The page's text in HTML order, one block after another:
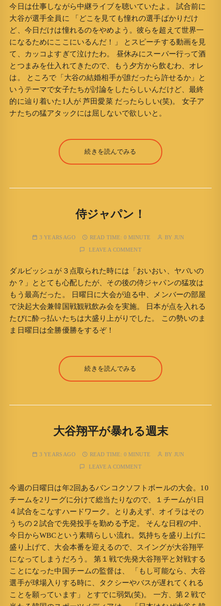
今日は仕事しながら中継ライブを聴いていたよ。 試合前に
大谷が選手全員に 「どこを見ても憧れの選手ばかりだけ
ど、今日だけは憧れるのをやめよう。彼らを超えて世界一
になるためにここにいるんだ！」 とスピーチする動画を見
て、カッコよすぎて泣けたわ。 昼休みにスーパー行って酒
とつまみを仕入れてきたので、もう夕方から飲むわ、オレ
は。 ところで「大谷の結婚相手が誰だったら許せるか」と
いうテーマで女子たちが討論をしたらしいんだけど、最終
的に辿り着いた1人が 芦田愛菜 だったらしい(笑)。 女子ア
ナたちの猛アタックには屈しないで欲しいと。
続きを読んでみる
侍ジャパン！
3 YEARS AGO READ TIME: 0 MINUTE BY JUN
LEAVE A COMMENT
ダルビッシュが３点取られた時には「おいおい、ヤバいの
か？」ととても心配したが、その後の侍ジャパンの猛攻は
もう最高だった。 日曜日に大会が迫る中、メンバーの部屋
で決起大会兼韓国戦観戦飲み会を実施。 日本が点を入れる
たびに酔っ払いたちは大盛り上がりでした。 この勢いのま
ま日曜日は全勝優勝をするぞ！
続きを読んでみる
大谷翔平が暴れる週末
3 YEARS AGO READ TIME: 0 MINUTE BY JUN
LEAVE A COMMENT
今週の日曜日は年2回あるバンコクソフトボールの大会。10
チームを2リーグに分けて総当たりなので、１チームが1日
４試合をこなすハードワーク。とりあえず、オイラはその
うちの２試合で先発投手を勤める予定。 そんな日程の中、
今日からWBCという素晴らしい流れ。気持ちを盛り上げに
盛り上げて、大会本番を迎えるので、スイングが大谷翔平
になってしまうだろう。 第１戦で先発大谷翔平と対戦する
ことになった中国チームの監督は、 「もし可能なら、大谷
選手が球場入りする時に、タクシーやバスが遅れてくれる
ことを願っています」 とすでに弱気(笑)。 一方、第２戦で